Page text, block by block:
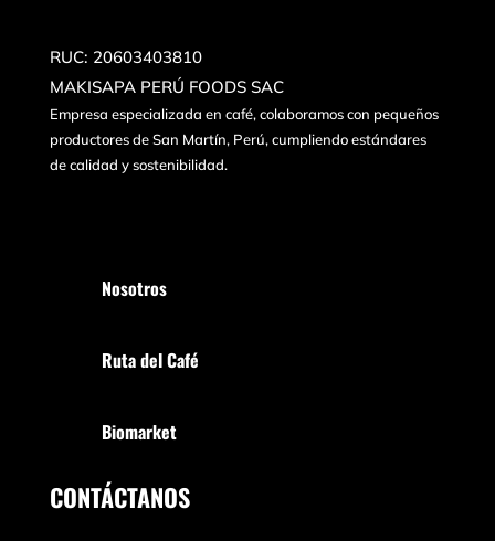
RUC: 20603403810
MAKISAPA PERÚ FOODS SAC
Empresa especializada en café, colaboramos con pequeños
productores de San Martín, Perú, cumpliendo estándares
de calidad y sostenibilidad.
Nosotros
Ruta del Café
Biomarket
CONTÁCTANOS